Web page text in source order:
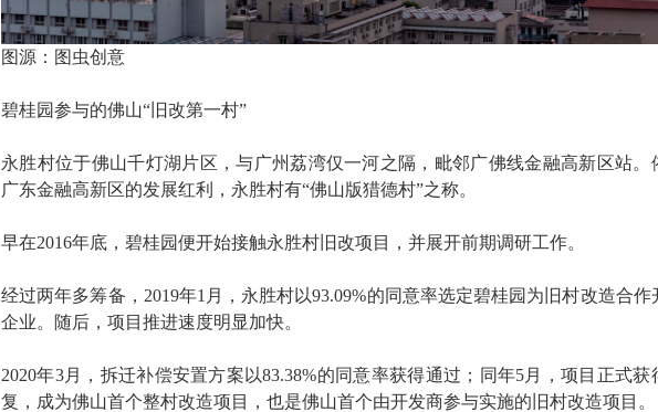
图源：图虫创意
碧桂园参与的佛山“旧改第一村”
永胜村位于佛山千灯湖片区，与广州荔湾仅一河之隔，毗邻广佛线金融高新区站。
广东金融高新区的发展红利，永胜村有“佛山版猎德村”之称。
早在2016年底，碧桂园便开始接触永胜村旧改项目，并展开前期调研工作。
经过两年多筹备，2019年1月，永胜村以93.09%的同意率选定碧桂园为旧村改造合作
企业。随后，项目推进速度明显加快。
2020年3月，拆迁补偿安置方案以83.38%的同意率获得通过；同年5月，项目正式获
复，成为佛山首个整村改造项目，也是佛山首个由开发商参与实施的旧村改造项目。